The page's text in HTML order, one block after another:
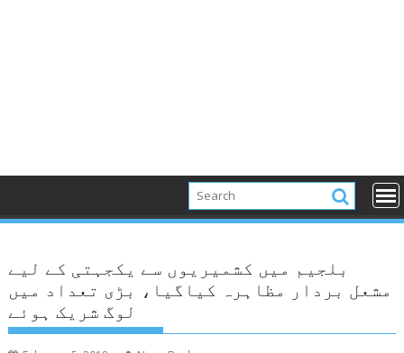
بلجیم میں کشمیریوں سے یکجہتی کے لیے
مشعل بردار مظاہرہ کیاگیا، بڑی تعداد میں
لوگ شریک ہوئے